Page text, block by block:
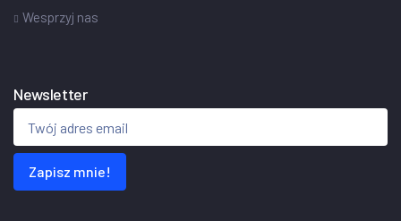
Wesprzyj nas
Newsletter
Zapisz mnie!